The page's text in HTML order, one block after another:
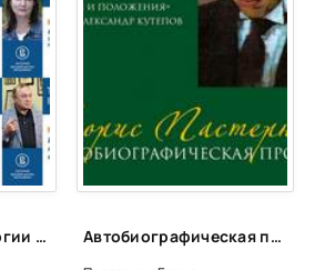
Лекции по психологии (Лекторий ВШЭ) Автобиографическая проза - Борис Пастернак